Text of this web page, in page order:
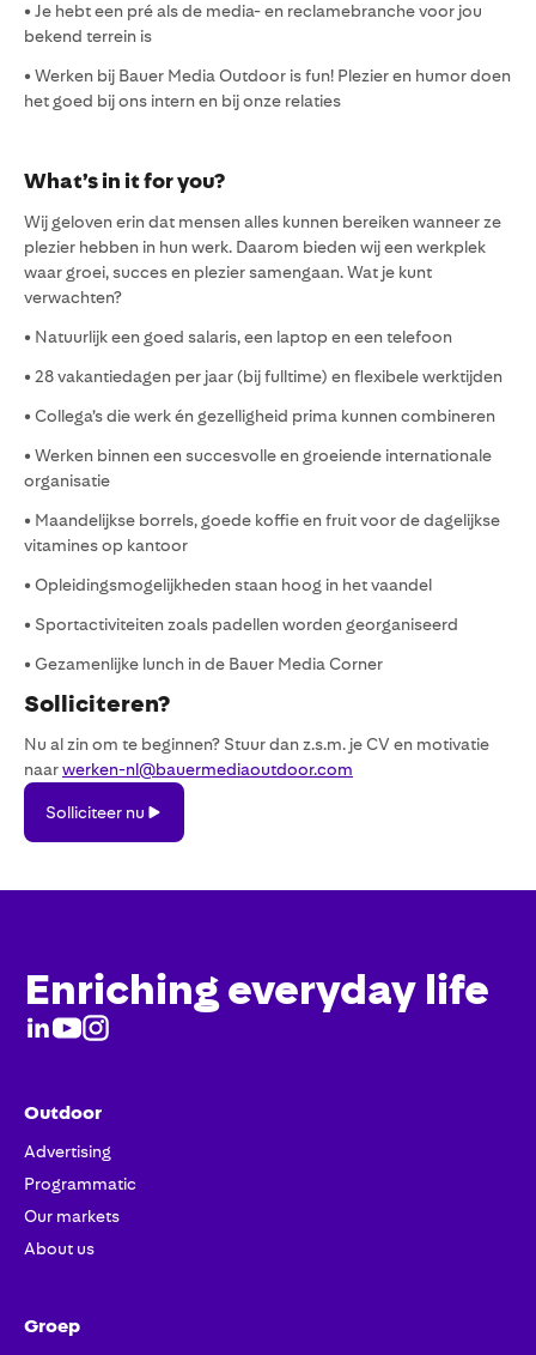
• Je hebt een pré als de media- en reclamebranche voor jou
bekend terrein is
• Werken bij Bauer Media Outdoor is fun! Plezier en humor doen
het goed bij ons intern en bij onze relaties
What’s in it for you?
Wij geloven erin dat mensen alles kunnen bereiken wanneer ze
plezier hebben in hun werk. Daarom bieden wij een werkplek
waar groei, succes en plezier samengaan. Wat je kunt
verwachten?
• Natuurlijk een goed salaris, een laptop en een telefoon
• 28 vakantiedagen per jaar (bij fulltime) en flexibele werktijden
• Collega’s die werk én gezelligheid prima kunnen combineren
• Werken binnen een succesvolle en groeiende internationale
organisatie
• Maandelijkse borrels, goede koffie en fruit voor de dagelijkse
vitamines op kantoor
• Opleidingsmogelijkheden staan hoog in het vaandel
• Sportactiviteiten zoals padellen worden georganiseerd
• Gezamenlijke lunch in de Bauer Media Corner
Solliciteren?
Nu al zin om te beginnen? Stuur dan z.s.m. je CV en motivatie
naarwerken-nl@bauermediaoutdoor.com
nu
Solliciteer nu
Enriching everyday life
Outdoor
Advertising
Programmatic
Our markets
About us
Groep